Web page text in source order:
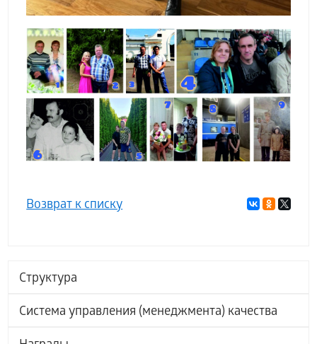
Структура
Система управления (менеджмента) качества
Возврат к списку